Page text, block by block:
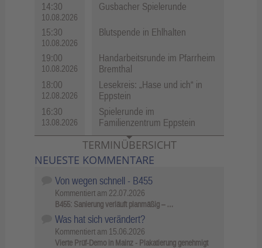
14:30
10.08.2026
Gusbacher Spielerunde
15:30
10.08.2026
Blutspende in Ehlhalten
19:00
10.08.2026
Handarbeitsrunde im Pfarrheim
Bremthal
18:00
12.08.2026
Lesekreis: „Hase und ich“ in
Eppstein
16:30
13.08.2026
Spielerunde im
Familienzentrum Eppstein
TERMINÜBERSICHT
NEUESTE KOMMENTARE
Von wegen schnell - B455
Kommentiert am 22.07.2026
B455: Sanierung verläuft planmäßig – …
Was hat sich verändert?
Kommentiert am 15.06.2026
Vierte Prüf-Demo in Mainz - Plakatierung genehmigt